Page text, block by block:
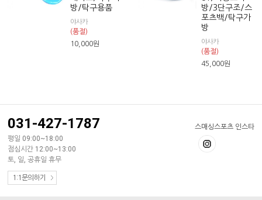
방/탁구용품
야사카
(품절)
10,000원
방/3단구조/스
포츠백/탁구가
방
야사카
(품절)
45,000원
스매싱스포츠 인스타
031-427-1787
평일 09:00~18:00
점심시간 12:00~13:00
토, 일, 공휴일 휴무
1:1문의하기